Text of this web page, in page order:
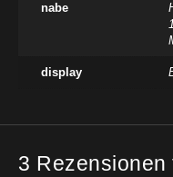
nabe
display
3 Rezensionen